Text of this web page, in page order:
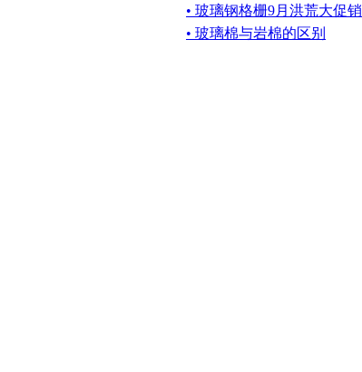
• 玻璃钢格栅9月洪荒大促销
• 玻璃棉与岩棉的区别